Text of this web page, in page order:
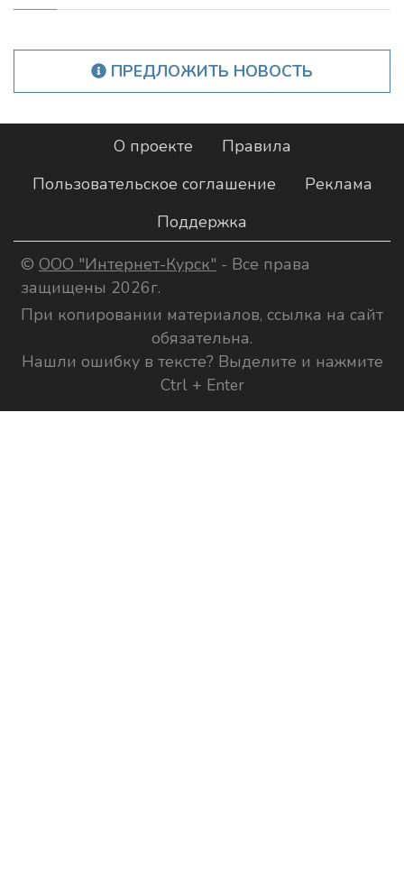
ПРЕДЛОЖИТЬ НОВОСТЬ
О проекте
Правила
Пользовательское соглашение
Реклама
Поддержка
© ООО "Интернет-Курск" - Все права
защищены 2026г.
При копировании материалов, ссылка на сайт
обязательна.
Нашли ошибку в тексте? Выделите и нажмите
Ctrl + Enter